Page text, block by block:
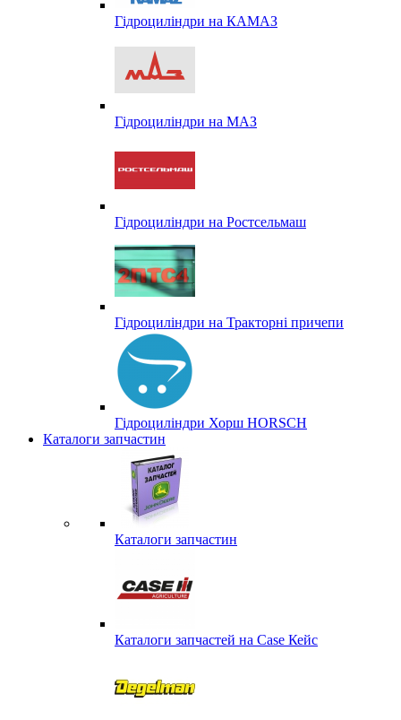
Гідроциліндри на КАМАЗ
Гідроциліндри на МАЗ
Гідроциліндри на Ростсельмаш
Гідроциліндри на Тракторні причепи
Гідроциліндри Хорш HORSCH
Каталоги запчастин
Каталоги запчастин
Каталоги запчастей на Case Кейс